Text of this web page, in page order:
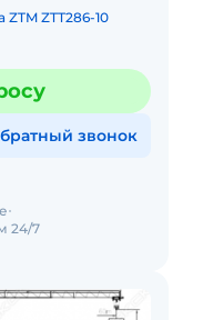
ZTT286-10
звонок
24/7